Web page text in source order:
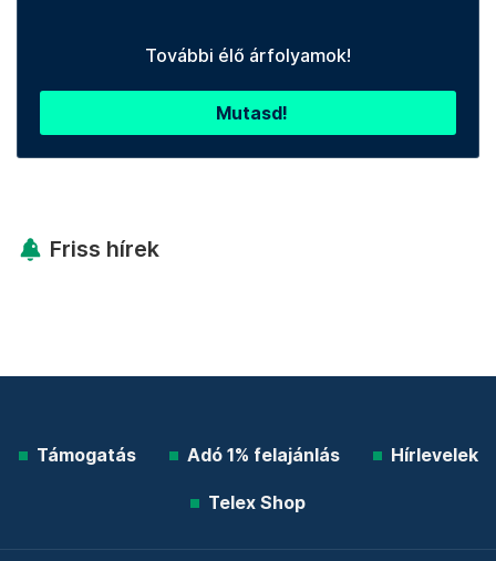
További élő árfolyamok!
Mutasd!
Friss hírek
Támogatás Adó 1% felajánlás Hírlevelek
Telex Shop